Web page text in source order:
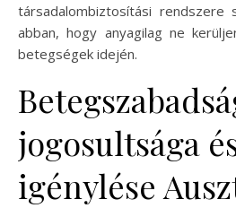
társadalombiztosítási rendszere
abban, hogy anyagilag ne
betegségek idején.
jogosultsága
igénylése